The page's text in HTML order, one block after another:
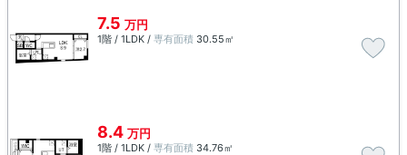
7.5 万円
1階 / 1LDK / 専有面積 30.55㎡
8.4 万円
1階 / 1LDK / 専有面積 34.76㎡